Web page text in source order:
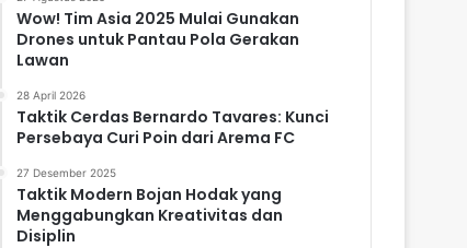
Wow! Tim Asia 2025 Mulai Gunakan
Drones untuk Pantau Pola Gerakan
Lawan
28 April 2026
Taktik Cerdas Bernardo Tavares: Kunci
Persebaya Curi Poin dari Arema FC
27 Desember 2025
Taktik Modern Bojan Hodak yang
Menggabungkan Kreativitas dan
Disiplin